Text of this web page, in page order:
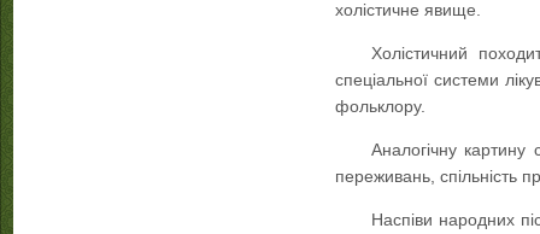
холістичне явище.
Холістичний
спеціальної системи
фольклору.
Аналогічну картину
переживань, спільність
Наспіви народних